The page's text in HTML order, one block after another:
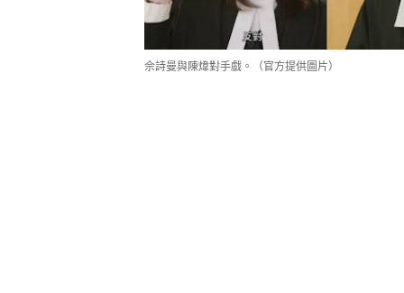
佘詩曼與陳煒對手戲。（官方提供圖片）